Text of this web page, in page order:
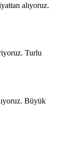
alıyoruz.
Turlu
Büyük